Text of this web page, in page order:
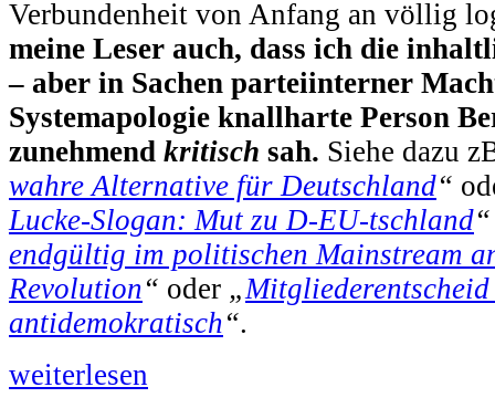
Verbundenheit von Anfang an völlig
meine Leser auch, dass ich die
– aber in Sachen parteiinterner
Systemapologie knallharte Person
zunehmend kritisch sah. Siehe dazu
wahre Alternative für Deutschland“
Lucke-Slogan: Mut zu D-EU-tschland“
endgültig im politischen Mainstream
Revolution “ oder „
antidemokratisch “.
weiterlesen